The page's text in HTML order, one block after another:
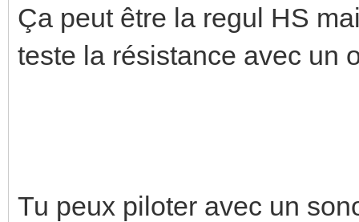
Ça peut être la regul HS
teste la résistance avec un
Tu peux piloter avec un